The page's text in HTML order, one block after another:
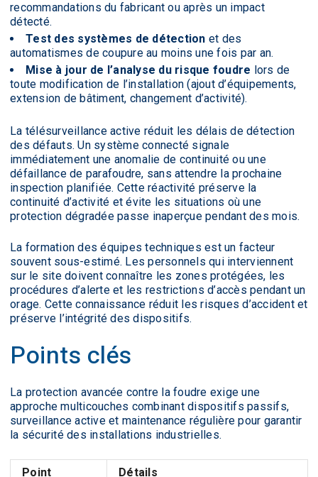
recommandations du fabricant ou après un impact
détecté.
Test des systèmes de détection et des
automatismes de coupure au moins une fois par an.
Mise à jour de l’analyse du risque foudre lors de
toute modification de l’installation (ajout d’équipements,
extension de bâtiment, changement d’activité).
La télésurveillance active réduit les délais de détection
des défauts. Un système connecté signale
immédiatement une anomalie de continuité ou une
défaillance de parafoudre, sans attendre la prochaine
inspection planifiée. Cette réactivité préserve la
continuité d’activité et évite les situations où une
protection dégradée passe inaperçue pendant des mois.
La formation des équipes techniques est un facteur
souvent sous-estimé. Les personnels qui interviennent
sur le site doivent connaître les zones protégées, les
procédures d’alerte et les restrictions d’accès pendant un
orage. Cette connaissance réduit les risques d’accident et
préserve l’intégrité des dispositifs.
Points clés
La protection avancée contre la foudre exige une
approche multicouches combinant dispositifs passifs,
surveillance active et maintenance régulière pour garantir
la sécurité des installations industrielles.
Point Détails